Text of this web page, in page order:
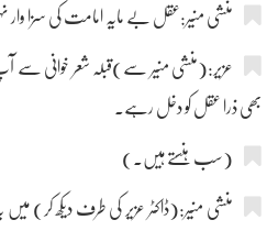
منشی منیر:عقل بے مایہ امامت کی سزا وار
عزیر:(منشی منیر سے)قبلہ شعر خوانی سے
بھی ذرا عقل کو دخل رہے۔
(سب ہنستے ہیں۔)
منشی منیر:(ڈاکٹر عزیر کی طرف دیکھ کر)